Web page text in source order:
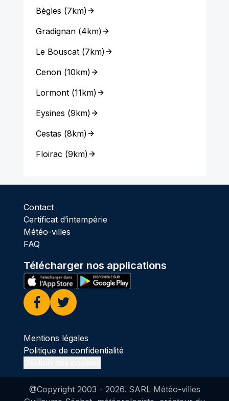
Bègles (7km)
Gradignan(4km)
Le Bouscat(7km)
Cenon(10km)
Lormont(11km)
Eysines (9km)
Cestas (8km)
Floirac (9km)
Contact
Certificat d’intempérie
Météo-villes
FAQ
Télécharger nos applications
Facebook
Twitter
Mentions légales
Politique de confidentialité
@Copyright 2003 - 2026. SARL Météo-villes